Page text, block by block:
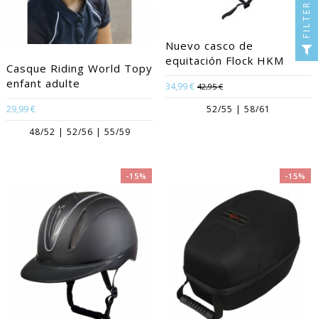
Casque Riding World Topy
enfant adulte
29,99 €
48/52 | 52/56 | 55/59
Nuevo casco de
equitación Flock HKM
34,99 € 42,95 €
52/55 | 58/61
-15% -15%
FILTER